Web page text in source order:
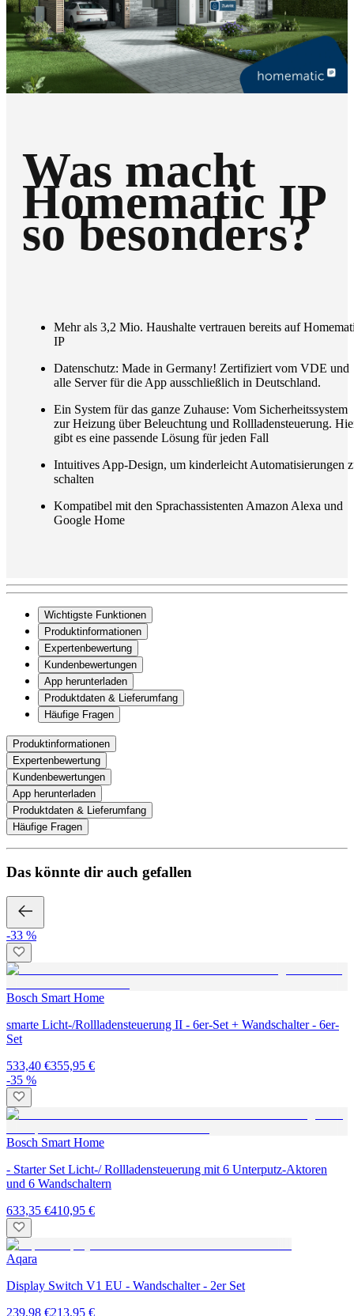
Was macht
Homematic IP
so besonders?
Mehr als 3,2 Mio. Haushalte vertrauen bereits auf
IP
Datenschutz: Made in Germany! Zertifiziert vom VDE und
alle Server für die App ausschließlich in Deutschland.
Ein System für das ganze Zuhause: Vom Sicherheitssystem
zur Heizung über Beleuchtung und Rollladensteuerung.
gibt es eine passende Lösung für jeden Fall
Intuitives App-Design, um kinderleicht Automatisierungen
schalten
Kompatibel mit den Sprachassistenten Amazon Alexa und
Google Home
Wichtigste Funktionen
Produktinformationen
Expertenbewertung
Kundenbewertungen
App herunterladen
Produktdaten & Lieferumfang
Häufige Fragen
Produktinformationen
Expertenbewertung
Kundenbewertungen
App herunterladen
Produktdaten & Lieferumfang
Häufige Fragen
Das könnte dir auch gefallen
-33 %
Bosch Smart Home
smarte Licht-/Rollladensteuerung II - 6er-Set + Wandschalter - 6er-
Set
533,40 €355,95 €
-35 %
Bosch Smart Home
- Starter Set Licht-/ Rollladensteuerung mit 6 Unterputz-Aktoren
und 6 Wandschaltern
633,35 €410,95 €
Aqara
Display Switch V1 EU - Wandschalter - 2er Set
239,98 €213,95 €